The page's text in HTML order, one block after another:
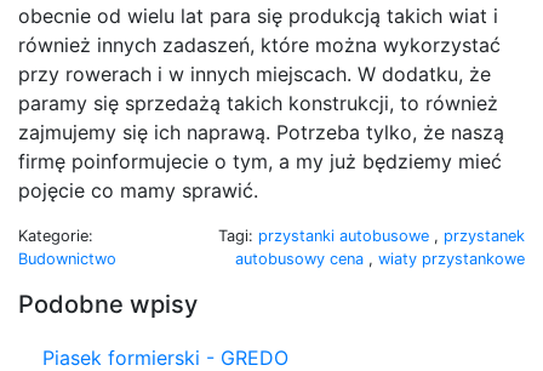
obecnie od wielu lat para się produkcją takich wiat i
również innych zadaszeń, które można wykorzystać
przy rowerach i w innych miejscach. W dodatku, że
paramy się sprzedażą takich konstrukcji, to również
zajmujemy się ich naprawą. Potrzeba tylko, że naszą
firmę poinformujecie o tym, a my już będziemy mieć
pojęcie co mamy sprawić.
Kategorie:
Budownictwo
Tagi: przystanki autobusowe , przystanek
autobusowy cena , wiaty przystankowe
Podobne wpisy
Piasek formierski - GREDO